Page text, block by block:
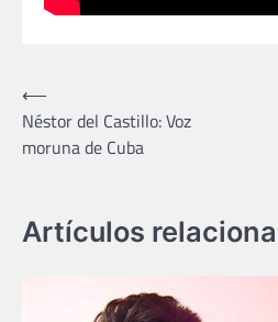
Navegación
de
entradas
⟵
Néstor del Castillo: Voz
moruna de Cuba
Artículos